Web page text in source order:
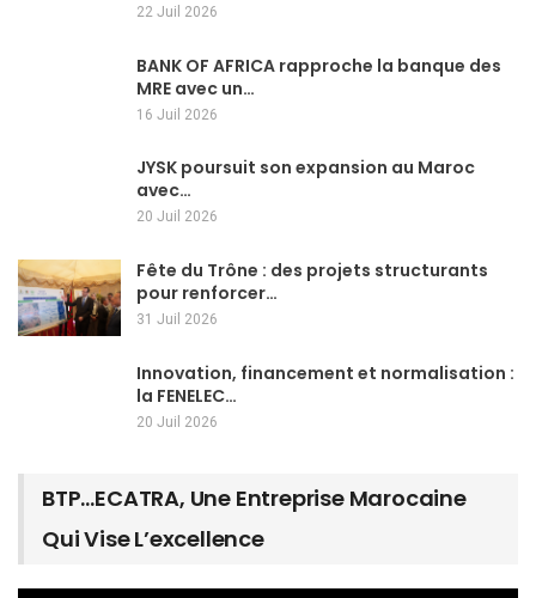
22 Juil 2026
BANK OF AFRICA rapproche la banque des
MRE avec un…
16 Juil 2026
JYSK poursuit son expansion au Maroc
avec…
20 Juil 2026
Fête du Trône : des projets structurants
pour renforcer…
31 Juil 2026
Innovation, financement et normalisation :
la FENELEC…
20 Juil 2026
BTP…ECATRA, Une Entreprise Marocaine
Qui Vise L’excellence